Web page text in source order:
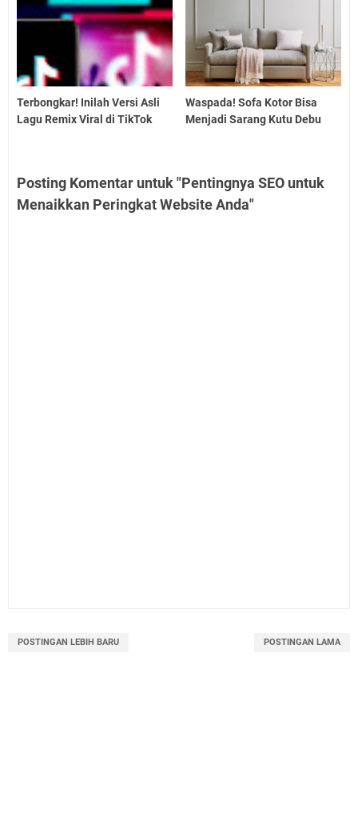
Terbongkar! Inilah Versi Asli
Lagu Remix Viral di TikTok
Waspada! Sofa Kotor Bisa
Menjadi Sarang Kutu Debu
Posting Komentar untuk "Pentingnya SEO untuk
Menaikkan Peringkat Website Anda"
POSTINGAN LEBIH BARU POSTINGAN LAMA